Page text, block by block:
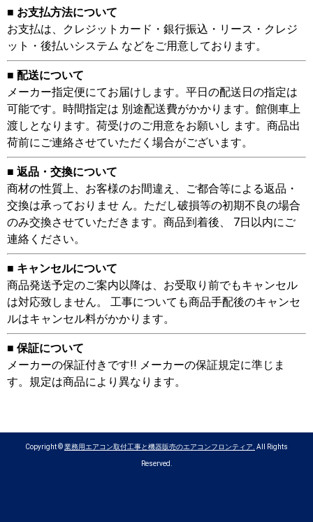
■ お支払方法について
お支払は、クレジットカード・銀行振込・リース・クレジ
ット・後払いシステム などをご用意しております。
■ 配送について
メーカー指定便にてお届けします。平日の配送日の指定は
可能です。時間指定は 別途配送費がかかります。館側車上
渡しとなります。荷受けのご用意をお願いし ます。商品出
荷前にご連絡させていただく場合がございます。
■ 返品・交換について
商材の性質上、お客様のお間違え、ご都合等による返品・
交換は承っておりませ ん。ただし破損等の初期不良の場合
のみ交換させていただきます。商品到着後、 7日以内にご
連絡ください。
■ キャンセルについて
商品発送予定のご案内以降は、お受取り前でもキャンセル
は対応致しません。 工事についても商品手配後のキャンセ
ルはキャンセル料がかかります。
■ 保証について
メーカーの保証付きです!! メーカーの保証規定に準じま
す。規定は商品により異なります。
Copyright ©業務用エアコン取付工事と機器販売のエアコンフロンティア. All Rights
Reserved.